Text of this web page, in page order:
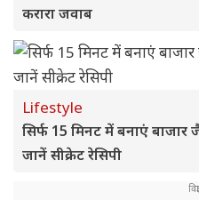
करारा जवाब
Lifestyle
सिर्फ 15 मिनट में बनाएं
जानें सीक्रेट रेसिपी